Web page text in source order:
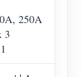
250A
3